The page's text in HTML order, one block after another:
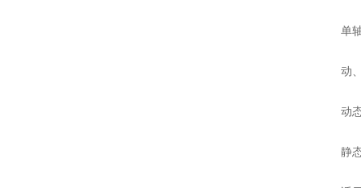
单轴
动、
动态
静态